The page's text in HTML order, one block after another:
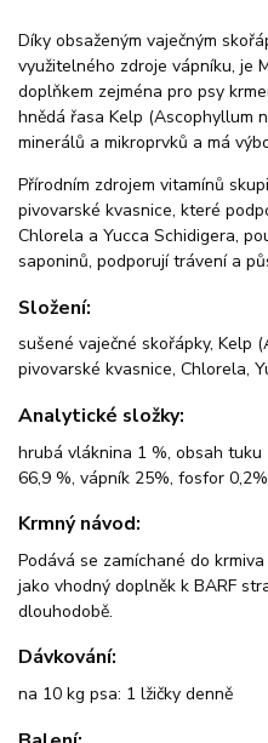
Díky obsaženým vaječným
využitelného zdroje vápníku, je
doplňkem zejména pro psy
hnědá řasa Kelp (Ascophyllum
minerálů a mikroprvků a má
Přírodním zdrojem vitamínů
pivovarské kvasnice, které
Chlorela a Yucca Schidigera,
saponinů, podporují trávení a
Složení:
sušené vaječné skořápky, Kelp
pivovarské kvasnice, Chlorela,
Analytické složky:
hrubá vláknina 1 %, obsah
66,9 %, vápník 25%, fosfor
Krmný návod:
Podává se zamíchané do
jako vhodný doplněk k BARF
dlouhodobě.
Dávkování:
na 10 kg psa: 1 lžičky denně